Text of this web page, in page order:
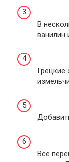
В
ванилин
Грецкие
Все